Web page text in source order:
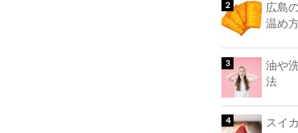
広島
温め
油や
法
スイ